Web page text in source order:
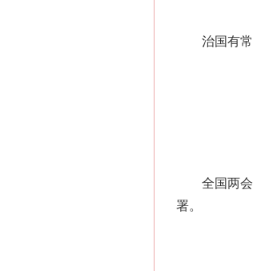
治国有常，
全国两会上
署。